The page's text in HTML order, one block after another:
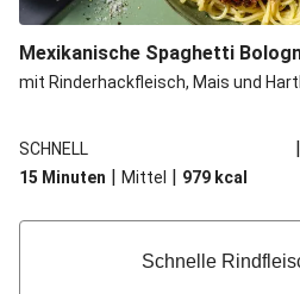
Mexikanische Spaghetti
mit Rinderhackfleisch, Mais und
SCHNELL |
15 Minuten | Mittel | 979 kcal
Schnelle